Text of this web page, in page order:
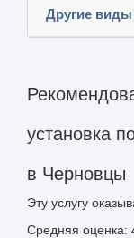
Другие виды
установка
в Черновцы
Эту услугу
Средняя оценка: